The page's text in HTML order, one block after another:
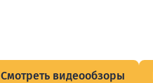
Смотреть видеообзоры